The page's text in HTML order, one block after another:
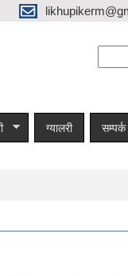
ग्यालरी सम्पर्क